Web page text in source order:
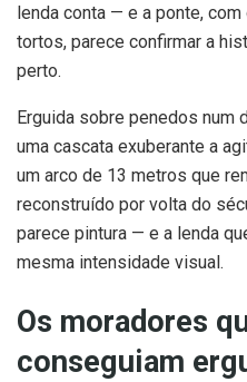
lenda conta — e a ponte,
tortos, parece confirmar a
perto.
Erguida sobre penedos num
uma cascata exuberante a
um arco de 13 metros que
reconstruído por volta do
parece pintura — e a lenda
mesma intensidade visual.
Os moradores
conseguiam